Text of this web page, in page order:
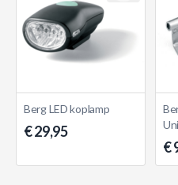
Berg LED koplamp
€ 29,95
€